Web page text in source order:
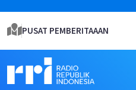
PUSAT PEMBERITAAAN